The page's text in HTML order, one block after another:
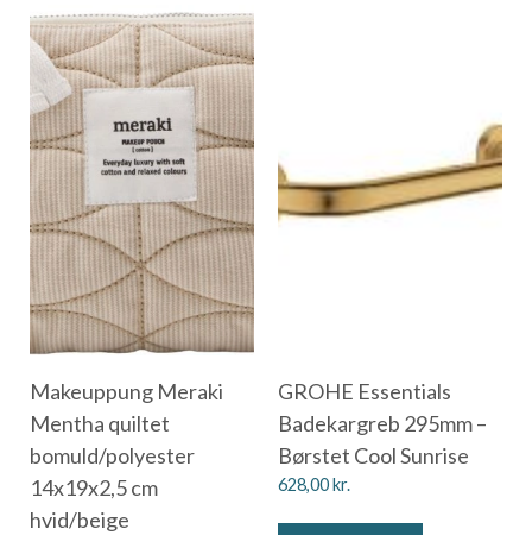
Makeuppung Meraki
Mentha quiltet
bomuld/polyester
14x19x2,5 cm
hvid/beige
GROHE Essentials
Badekargreb 295mm –
Børstet Cool Sunrise
628,00kr.